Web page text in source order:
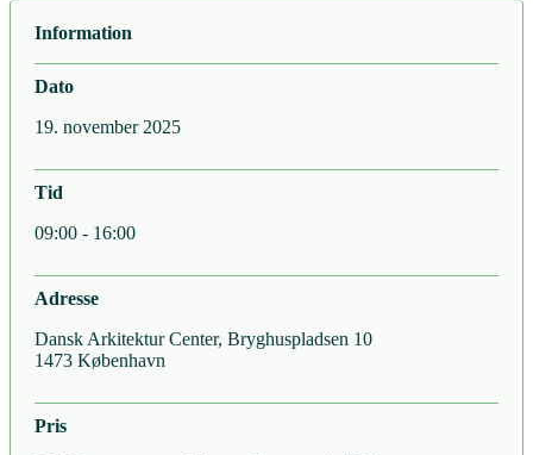
Information
Dato
19. november 2025
Tid
09:00 - 16:00
Adresse
Dansk Arkitektur Center, Bryghuspladsen 10
1473 København
Pris